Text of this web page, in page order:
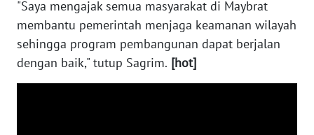
"Saya mengajak semua masyarakat di Maybrat
membantu pemerintah menjaga keamanan wilayah
sehingga program pembangunan dapat berjalan
dengan baik," tutup Sagrim. [hot]
WN
JAMBI
WN